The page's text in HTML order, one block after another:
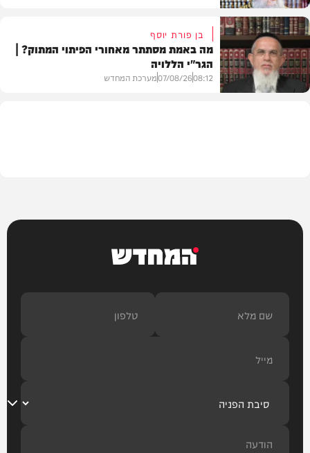
וידאו
בן פורת יוסף
מה באמת מסתתר מאחורי הפיתוי המתוק? |
הגר"י הללויה
08:12
07/08/26מערכת המחדש
המחדש